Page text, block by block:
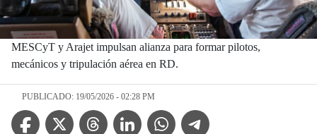
MESCyT y Arajet impulsan alianza para formar pilotos,
mecánicos y tripulación aérea en RD.
PUBLICADO: 19/05/2026 - 02:28 PM
Facebook IconTwitter IconThreads IconLinkedin IconWhatsApp IconTelegram Icon